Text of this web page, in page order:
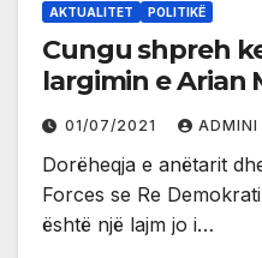
AKTUALITET POLITIKË
Cungu shpreh
largimin e Arian
01/07/2021 ADMINI
Dorëheqja e anëtarit
Forces se Re
është një lajm jo i…